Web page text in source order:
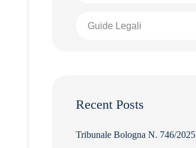
Guide Legali
Recent Posts
Tribunale Bologna N. 746/2025